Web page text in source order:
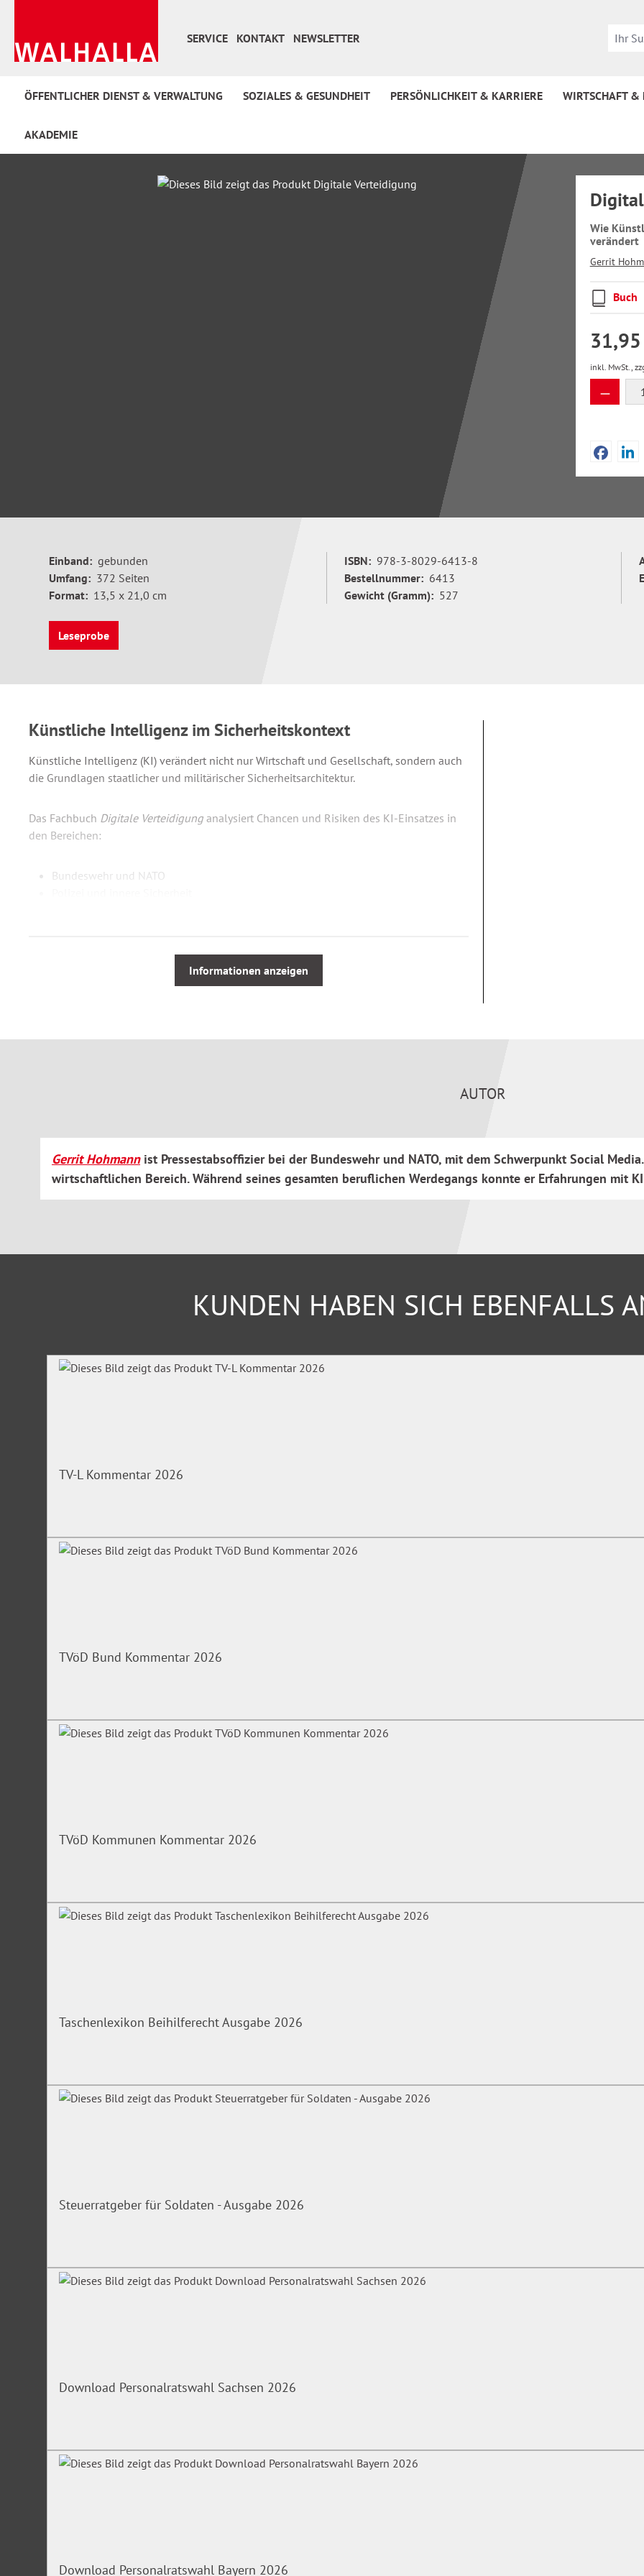
SERVICE
KONTAKT NEWSLETTER
ÖFFENTLICHER DIENST & VERWALTUNG SOZIALES & GESUNDHEIT PERSÖNLICHKEIT & KARRIERE WIRTSCHAFT
AKADEMIE
Bildergalerie überspringen
Wie
verändert
Gerrit
Buch
inkl. MwSt.,
Einband: gebunden
Umfang: 372 Seiten
Format: 13,5 x 21,0 cm
ISBN: 978-3-8029-6413-8
Bestellnummer: 6413
Gewicht (Gramm): 527
Leseprobe
Künstliche Intelligenz im Sicherheitskontext
Künstliche Intelligenz (KI) verändert nicht nur Wirtschaft und Gesellschaft, sondern auch
die Grundlagen staatlicher und militärischer Sicherheitsarchitektur.
Das Fachbuch Digitale Verteidigung analysiert Chancen und Risiken des KI-Einsatzes in
den Bereichen:
Bundeswehr und NATO
Aktuelle Fallbeispiele von Deepfakes im Ukrainekrieg über Predictive Policing bis hin zu
autonomen Drohnensystemen zeigen die Möglichkeiten und Gefahren des Einsatzes von
Darstellung von Chancen und Gefahren für Sicherheit und Gesellschaft
Bewertung regulatorischer Rahmenbedingungen
Ethische und rechtliche Fragestellungen im Einsatz von KI
Orientierung für verantwortungsbewusste Gestaltung und Nutzung.
Informationen anzeigen
AUTOR
Gerrit Hohmannist Pressestabsoffizier bei der Bundeswehr und NATO, mit dem Schwerpunkt Social
wirtschaftlichen Bereich. Während seines gesamten beruflichen Werdegangs konnte er Erfahrungen mit
KUNDEN HABEN SICH EBENFALLS
Produktgalerie überspringen
TV-L Kommentar 2026
TVöD Bund Kommentar 2026
TVöD Kommunen Kommentar 2026
Taschenlexikon Beihilferecht Ausgabe 2026
Steuerratgeber für Soldaten - Ausgabe 2026
Download Personalratswahl Sachsen 2026
Download Personalratswahl Bayern 2026